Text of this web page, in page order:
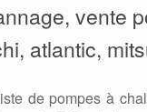
vente
atlantic,
de pompes à